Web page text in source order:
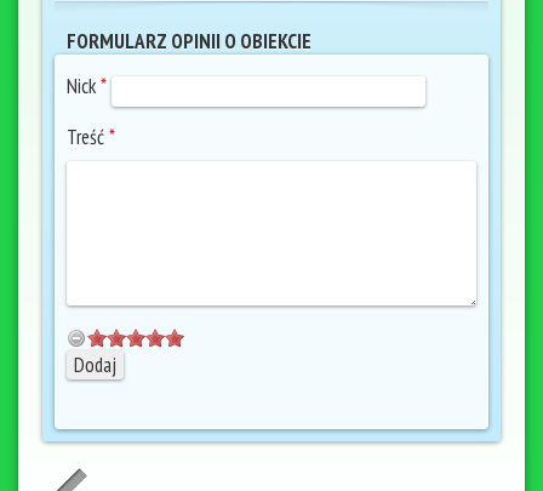
FORMULARZ OPINII O OBIEKCIE
Nick*
Treść*